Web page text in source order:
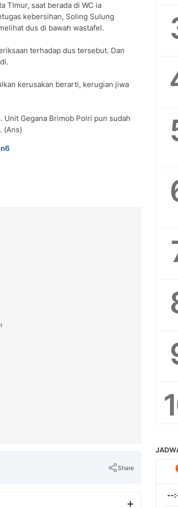
TImur, saat berada di WC ia
kebersihan, Soling Sulung
dus di bawah wastafel.
terhadap dus tersebut. Dan
kerusakan berarti, kerugian jiwa
. Unit Gegana Brimob Polri pun sudah
(Ans)
Share